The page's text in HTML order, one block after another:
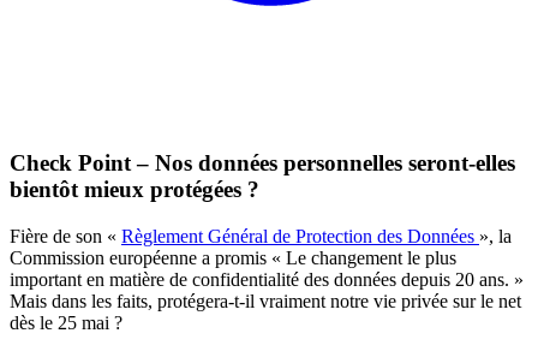
Check Point – Nos données personnelles seront-elles
bientôt mieux protégées ?
Fière de son « Règlement Général de Protection des Données », la
Commission européenne a promis « Le changement le plus
important en matière de confidentialité des données depuis 20 ans. »
Mais dans les faits, protégera-t-il vraiment notre vie privée sur le net
dès le 25 mai ?